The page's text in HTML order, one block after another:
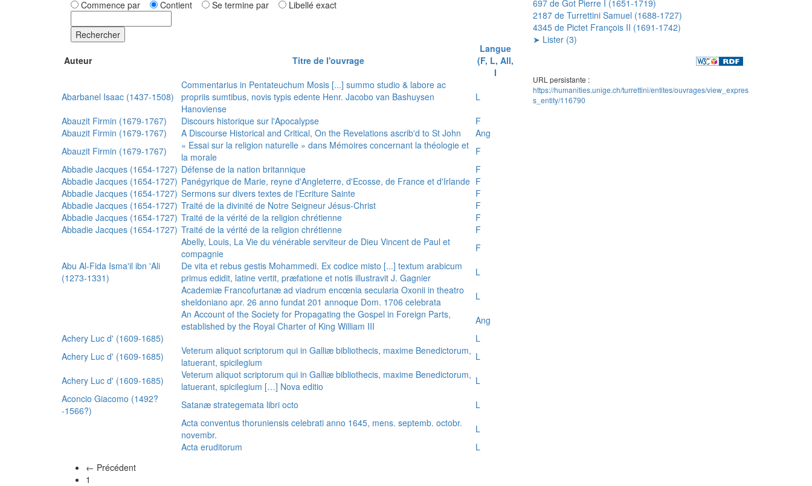
Commence par Contient Se termine par Libellé exact
Rechercher
Auteur Titre de l'ouvrage
Langue
(F, L, All,
I
Abarbanel Isaac (1437-1508)
Commentarius in Pentateuchum Mosis [...] summo studio & labore ac
propriis sumtibus, novis typis edente Henr. Jacobo van Bashuysen
Hanoviense
L
Abauzit Firmin (1679-1767)
Discours historique sur l'Apocalypse
F
Abauzit Firmin (1679-1767)
A Discourse Historical and Critical, On the Revelations ascrib'd to St John
Ang
Abauzit Firmin (1679-1767)
« Essai sur la religion naturelle » dans Mémoires concernant la théologie et
la morale
F
Abbadie Jacques (1654-1727) Défense de la nation britannique
F
Abbadie Jacques (1654-1727) Panégyrique de Marie, reyne d'Angleterre, d'Ecosse, de France et d'Irlande F
Abbadie Jacques (1654-1727) Sermons sur divers textes de l'Ecriture Sainte
F
Abbadie Jacques (1654-1727) Traité de la divinité de Notre Seigneur Jésus-Christ
F
Abbadie Jacques (1654-1727) Traité de la vérité de la religion chrétienne
F
Abbadie Jacques (1654-1727) Traité de la vérité de la religion chrétienne
F
Abelly, Louis, La Vie du vénérable serviteur de Dieu Vincent de Paul et
compagnie
F
Abu Al-Fida Isma'il ibn 'Ali
(1273-1331)
De vita et rebus gestis Mohammedi. Ex codice misto [...] textum arabicum
primus edidit, latine vertit, præfatione et notis illustravit J. Gagnier
L
Academiæ Francofurtanæ ad viadrum encœnia secularia Oxonii in theatro
sheldoniano apr. 26 anno fundat 201 annoque Dom. 1706 celebrata
L
An Account of the Society for Propagating the Gospel in Foreign Parts,
established by the Royal Charter of King William III
Ang
Achery Luc d' (1609-1685)
L
Achery Luc d' (1609-1685)
Veterum aliquot scriptorum qui in Galliæ bibliothecis, maxime Benedictorum,
latuerant, spicilegium
L
Achery Luc d' (1609-1685)
Veterum aliquot scriptorum qui in Galliæ bibliothecis, maxime Benedictorum,
latuerant, spicilegium […] Nova editio
L
Aconcio Giacomo (1492?
-1566?)
Satanæ strategemata libri octo
L
Acta conventus thoruniensis celebrati anno 1645, mens. septemb. octobr.
novembr.
L
Acta eruditorum
L
← Précédent
1
697 de Got Pierre I (1651-1719)
2187 de Turrettini Samuel (1688-1727)
4345 de Pictet François II (1691-1742)
➤ Lister (3)
URL persistante :
https://humanities.unige.ch/turrettini/entites/ouvrages/view_expres
s_entity/116790